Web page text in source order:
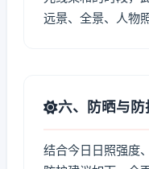
远景、全景、人物
六、防晒与防
结合今日日照强度